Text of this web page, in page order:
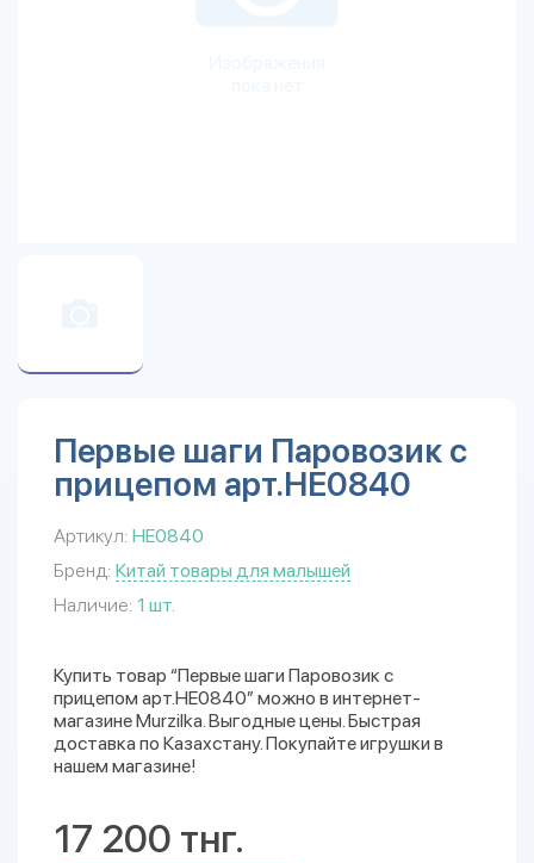
Первые шаги Паровозик с
прицепом арт.HE0840
Артикул: HE0840
Бренд: Китай товары для малышей
Наличие: 1 шт.
Купить товар “Первые шаги Паровозик с
прицепом арт.HE0840” можно в интернет-
магазине Murzilka. Выгодные цены. Быстрая
доставка по Казахстану. Покупайте игрушки в
нашем магазине!
17 200 тнг.